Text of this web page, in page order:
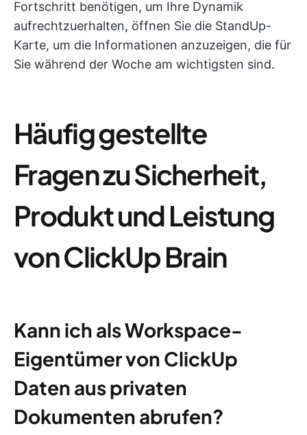
Fortschritt benötigen, um Ihre Dynamik
aufrechtzuerhalten, öffnen Sie die StandUp-
Karte, um die Informationen anzuzeigen, die für
Sie während der Woche am wichtigsten sind.
Häufig gestellte
Fragen zu Sicherheit,
Produkt und Leistung
von ClickUp Brain
Kann ich als Workspace-
Eigentümer von ClickUp
Daten aus privaten
Dokumenten abrufen?